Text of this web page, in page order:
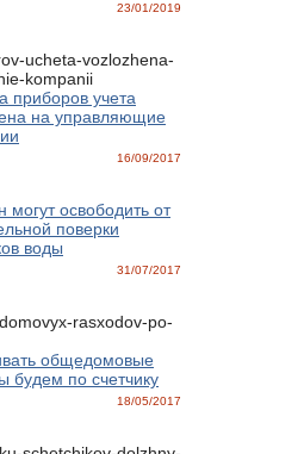
23/01/2019
приборов учета
на управляющие
16/09/2017
могут освободить от
поверки
воды
31/07/2017
общедомовые
будем по счетчику
18/05/2017